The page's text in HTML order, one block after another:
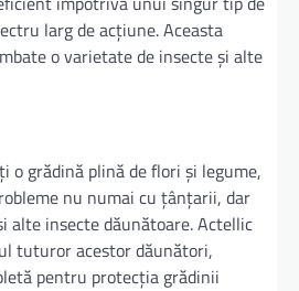
larg de acțiune. Aceasta
o varietate de insecte și alte
o grădină plină de flori și legume,
nu numai cu țânțarii, dar
alte insecte dăunătoare. Actellic
tuturor acestor dăunători,
pentru protecția grădinii